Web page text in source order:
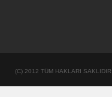
(C) 2012 TÜM HAKLARI SAKLIDIR